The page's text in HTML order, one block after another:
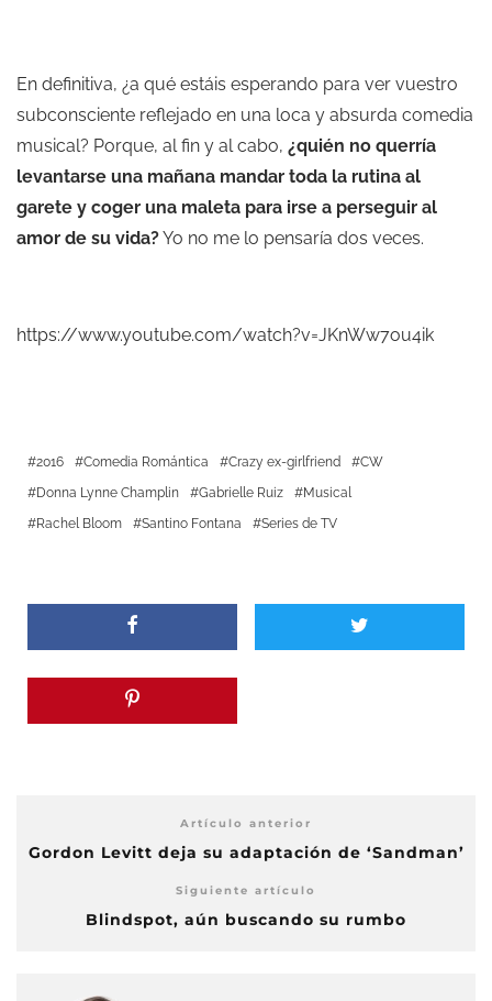
En definitiva, ¿a qué estáis esperando para ver vuestro
subconsciente reflejado en una loca y absurda comedia
musical? Porque, al fin y al cabo, ¿quién no querría
levantarse una mañana mandar toda la rutina al
garete y coger una maleta para irse a perseguir al
amor de su vida?Yo no me lo pensaría dos veces.
https://www.youtube.com/watch?v=JKnWw7ou4ik
2016 Comedia Romántica Crazy ex-girlfriend
CW
Donna Lynne Champlin
Gabrielle Ruiz
Musical
Rachel Bloom
Santino Fontana Series de TV
Artículo anterior
Gordon Levitt deja su adaptación de ‘Sandman’
Siguiente artículo
Blindspot, aún buscando su rumbo